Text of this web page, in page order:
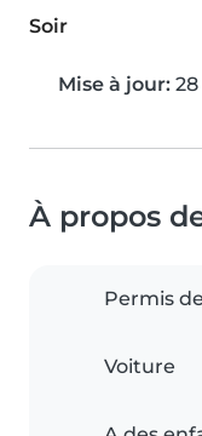
Soir
Mise à jour:
À propos
Permis
Voiture